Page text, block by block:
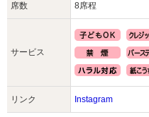
席数 8席程
サービス
リンク Instagram